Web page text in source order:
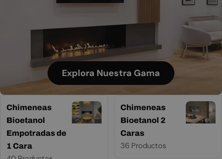
Explora Nuestra Gama
Chimeneas
Bioetanol
Empotradas de
1 Cara
Chimeneas
Bioetanol 2
Caras
36 Productos